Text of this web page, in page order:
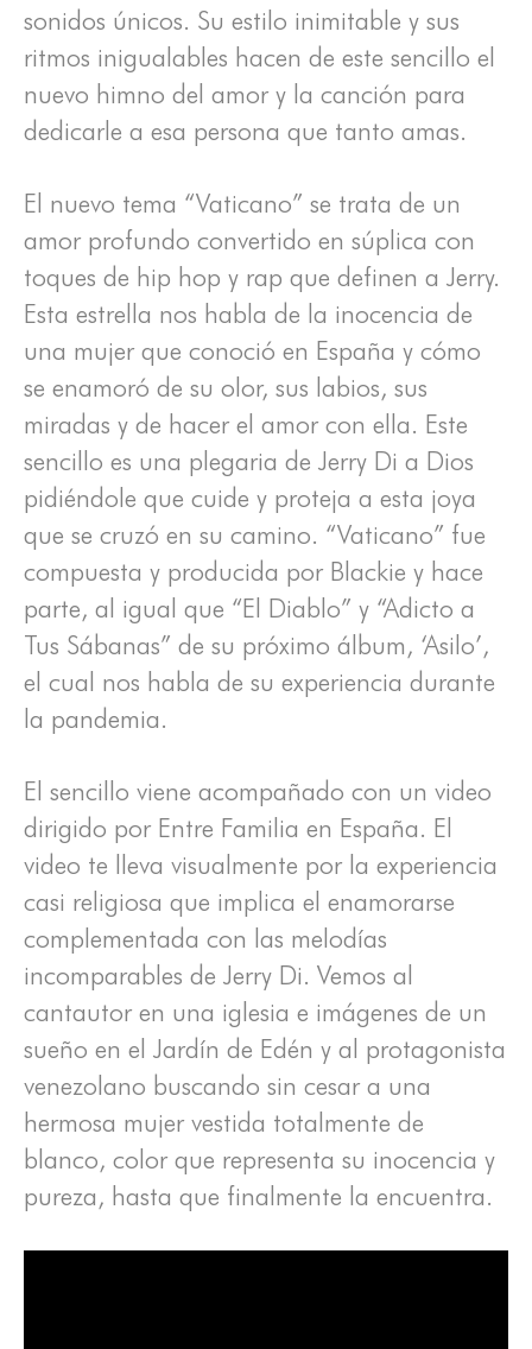
sonidos únicos. Su estilo inimitable y sus
ritmos inigualables hacen de este sencillo el
nuevo himno del amor y la canción para
dedicarle a esa persona que tanto amas.
El nuevo tema “Vaticano” se trata de un
amor profundo convertido en súplica con
toques de hip hop y rap que definen a Jerry.
Esta estrella nos habla de la inocencia de
una mujer que conoció en España y cómo
se enamoró de su olor, sus labios, sus
miradas y de hacer el amor con ella. Este
sencillo es una plegaria de Jerry Di a Dios
pidiéndole que cuide y proteja a esta joya
que se cruzó en su camino. “Vaticano” fue
compuesta y producida por Blackie y hace
parte, al igual que “El Diablo” y “Adicto a
Tus Sábanas” de su próximo álbum, ‘Asilo’,
el cual nos habla de su experiencia durante
la pandemia.
El sencillo viene acompañado con un video
dirigido por Entre Familia en España. El
video te lleva visualmente por la experiencia
casi religiosa que implica el enamorarse
complementada con las melodías
incomparables de Jerry Di. Vemos al
cantautor en una iglesia e imágenes de un
sueño en el Jardín de Edén y al protagonista
venezolano buscando sin cesar a una
hermosa mujer vestida totalmente de
blanco, color que representa su inocencia y
pureza, hasta que finalmente la encuentra.